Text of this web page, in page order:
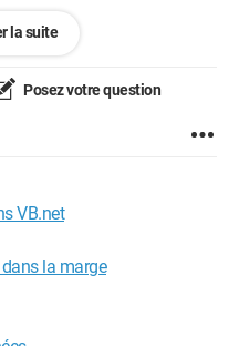
as object, e
la suite
Posez votre question
VB.net
la marge